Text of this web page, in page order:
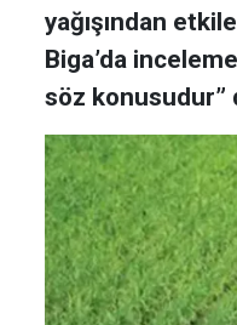
yağışından
Biga’da
söz konusudur”